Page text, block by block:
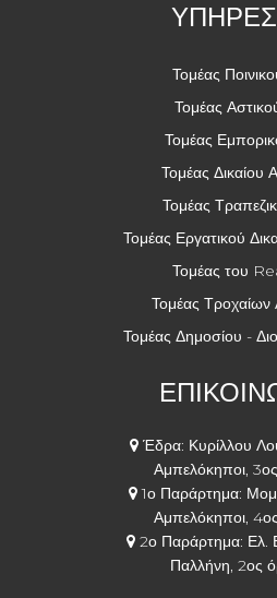
Τομέας
Τομέας
Τομέας
Τομέας Δικαίου
Τομέας
Τομέας Εργατικού
Τομέας του
Τομέας
Τομέας Δημοσίου -
Έδρα: Κυρίλλου
Αμπελόκηποι,
1ο Παράρτημα:
Αμπελόκηποι,
2ο Παράρτημα: Ελ.
Παλλήνη, 2ος